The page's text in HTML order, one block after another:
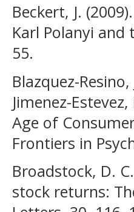
Beckert, J.
Karl Polanyi and
55.
Blazquez-
Jimenez-
Age of
Frontiers in
Broadstock, D.
stock returns: